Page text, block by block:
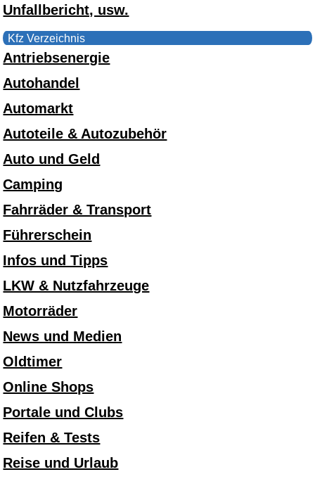
Unfallbericht, usw.
Kfz Verzeichnis
Antriebsenergie
Autohandel
Automarkt
Autoteile & Autozubehör
Auto und Geld
Camping
Fahrräder & Transport
Führerschein
Infos und Tipps
LKW & Nutzfahrzeuge
Motorräder
News und Medien
Oldtimer
Online Shops
Portale und Clubs
Reifen & Tests
Reise und Urlaub